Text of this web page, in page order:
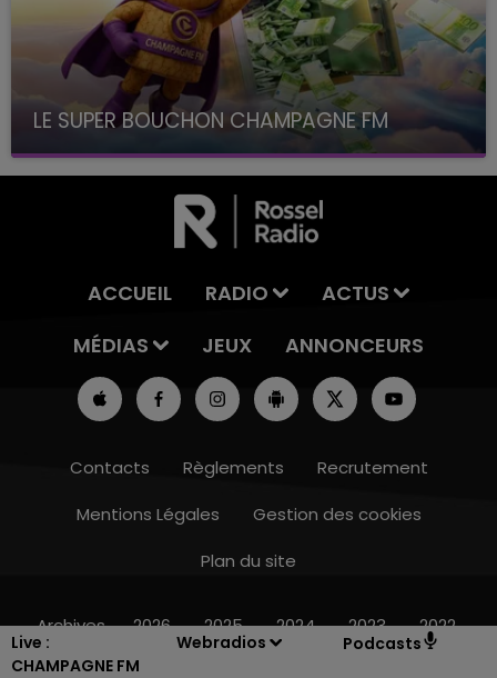
Live :
CHAMPAGNE FM
Webradios Podcasts
LE SUPER BOUCHON CHAMPAGNE FM
avec La Famille Champagne FM, à 8H10
ACCUEIL RADIO
ACTUS
MÉDIAS
JEUX ANNONCEURS
Contacts Règlements
Recrutement
Mentions Légales
Gestion des cookies
Plan du site
Archives 2026 2025 2024 2023 2022